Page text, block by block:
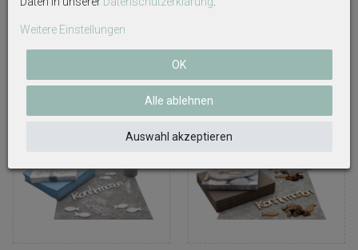
Weitere Einstellungen
OK
Alle ablehnen
Auswahl akzeptieren